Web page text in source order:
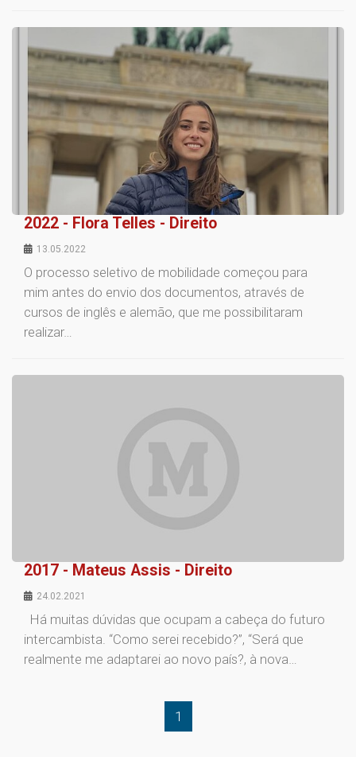
2022 - Flora Telles - Direito
13.05.2022
O processo seletivo de mobilidade começou para
mim antes do envio dos documentos, através de
cursos de inglês e alemão, que me possibilitaram
realizar…
2017 - Mateus Assis - Direito
24.02.2021
Há muitas dúvidas que ocupam a cabeça do futuro
intercambista. “Como serei recebido?”, “Será que
realmente me adaptarei ao novo país?, à nova…
1